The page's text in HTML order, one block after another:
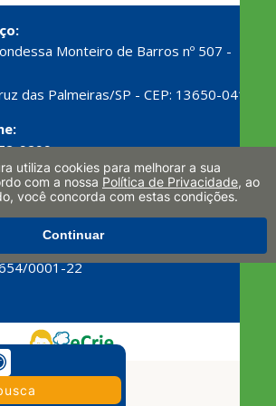
Monteiro de Barros nº 507 -
das Palmeiras/SP - CEP: 13650-041
9299
0001-22
utiliza cookies para melhorar a sua
com a nossa Política de Privacidade, ao
você concorda com estas condições.
Continuar